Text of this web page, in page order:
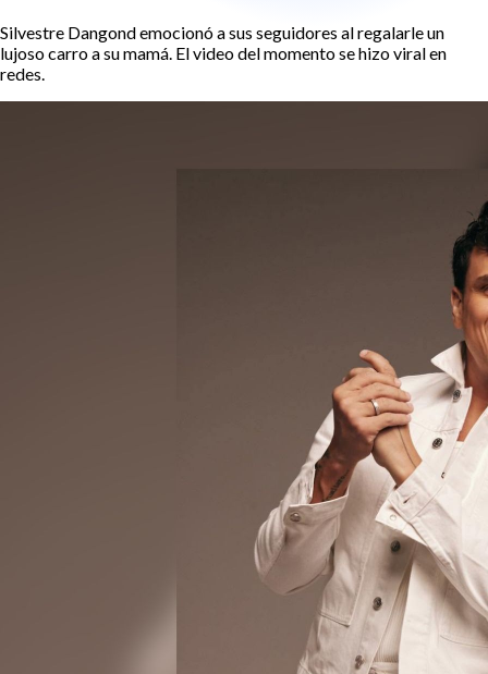
Silvestre Dangond emocionó a sus seguidores al regalarle un
lujoso carro a su mamá. El video del momento se hizo viral en
redes.